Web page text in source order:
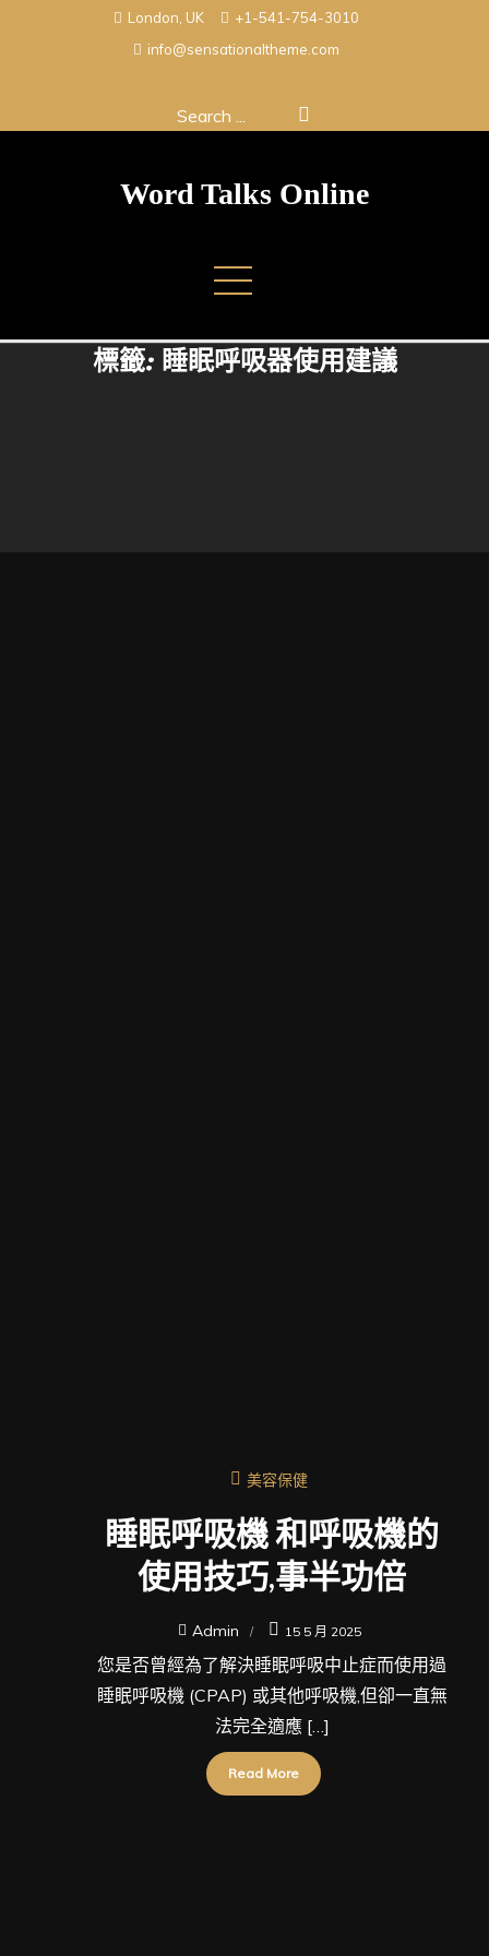
London, UK
+1-541-754-3010
info@sensationaltheme.com
Search
Word Talks Online
標籤: 睡眠呼吸器使用建議
美容保健
睡眠呼吸機 和呼吸機的
使用技巧,事半功倍
Admin 15 5 月 2025
您是否曾經為了解決睡眠呼吸中止症而使用過
睡眠呼吸機 (CPAP) 或其他呼吸機,但卻一直無
法完全適應 […]
Read More